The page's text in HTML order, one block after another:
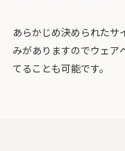
あらかじめ決められたサ
みがありますのでウェア
てることも可能です。